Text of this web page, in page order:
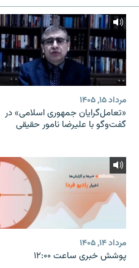
مرداد ۱۵, ۱۴۰۵
«تعامل‌گرایان جمهوری اسلامی» در
گفت‌وگو با علیرضا نامور حقیقی
مرداد ۱۴, ۱۴۰۵
پوشش خبری ساعت ۱۲:۰۰